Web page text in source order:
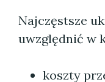
Najczęstsze
uwzględnić w
koszty